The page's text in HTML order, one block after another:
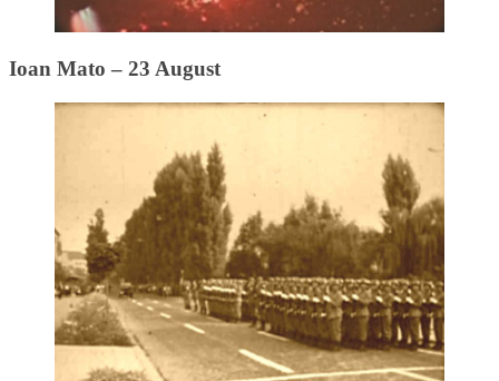
Ioan Mato – 23 August